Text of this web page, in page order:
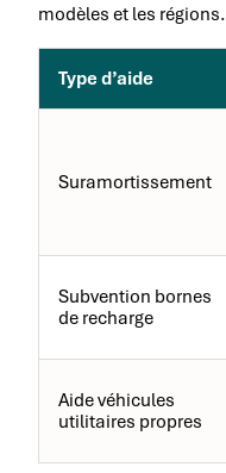
modèles et les régions.
Type d’aide
Suramortissement
Subvention bornes
de recharge
Aide véhicules
utilitaires propres